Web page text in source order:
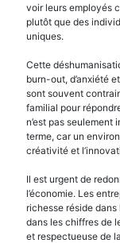
voir leurs employés
plutôt que des
uniques.
Cette
burn-out, d’anxiété
sont souvent
familial pour
n’est pas
terme, car un
créativité et
Il est urgent de
l’économie. Les
richesse réside dans
dans les chiffres de
et respectueuse de